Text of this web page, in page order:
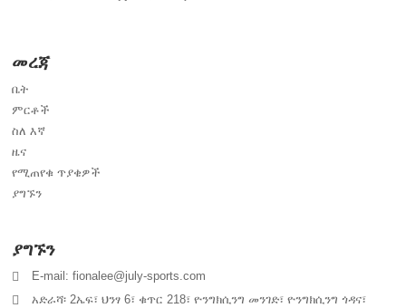
መረጃ
ቤት
ምርቶች
ስለ እኛ
ዜና
የሚጠየቁ ጥያቄዎች
ያግኙን
ያግኙን
E-mail: fionalee@july-sports.com
አድራሻ፡ 2ኤፍ፣ ህንፃ 6፣ ቁጥር 218፣ ዮንግክሲንግ መንገድ፣ ዮንግክሲንግ ጎዳና፣